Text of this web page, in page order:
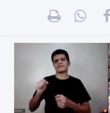
Acessar
diretamente